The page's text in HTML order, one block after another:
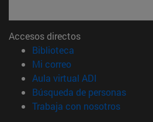
Accesos directos
Biblioteca
Mi correo(abre en nueva
Aula virtual ADI
Búsqueda de personas(abre
Trabaja con nosotros(abre